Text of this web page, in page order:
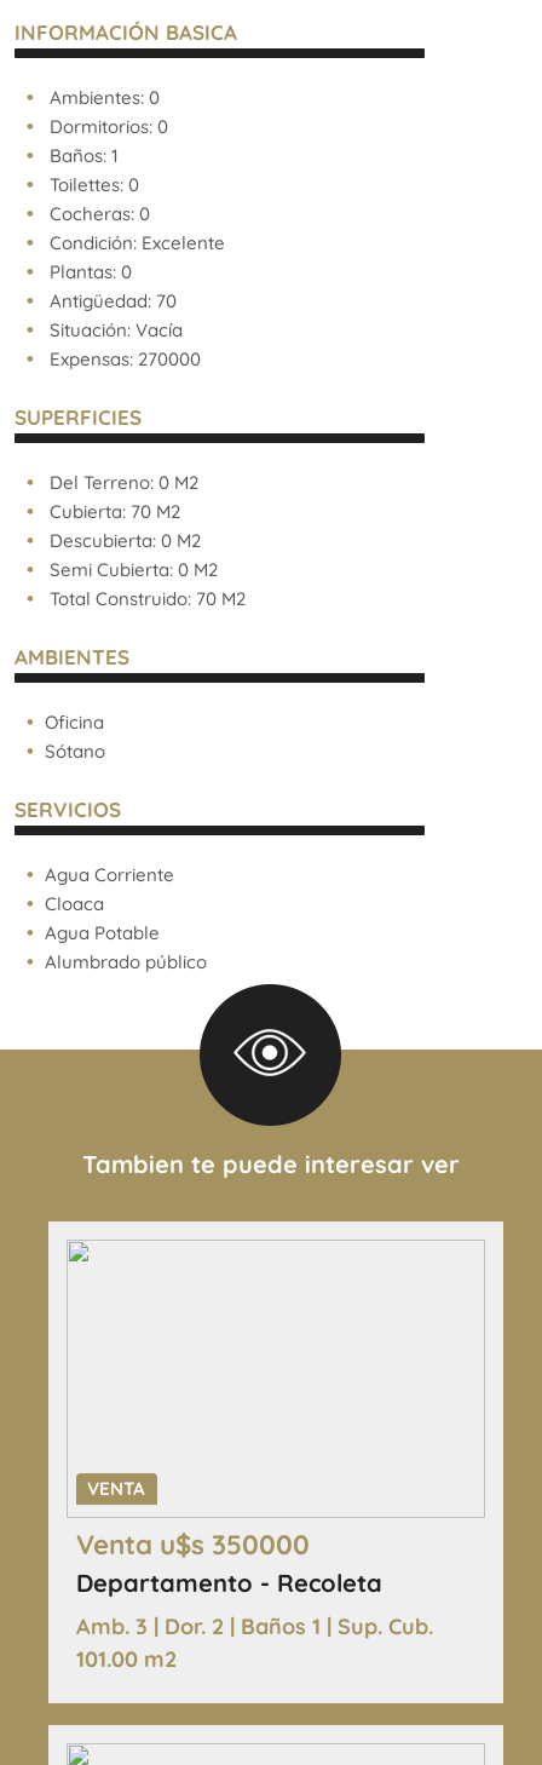
propietario de los requisitos de la resolución general
Nº 2371 de la AFIP (pedido de COTI)
INFORMACIÓN BASICA
Ambientes: 0
Dormitorios: 0
Baños: 1
Toilettes: 0
Cocheras: 0
Condición: Excelente
Plantas: 0
Antigüedad: 70
Situación: Vacía
Expensas: 270000
SUPERFICIES
Del Terreno: 0 M2
Cubierta: 70 M2
Descubierta: 0 M2
Semi Cubierta: 0 M2
Total Construido: 70 M2
AMBIENTES
Oficina
Sótano
SERVICIOS
Agua Corriente
Cloaca
Agua Potable
Alumbrado público
Tambien te puede interesar ver
VENTA
Venta u$s 350000
Departamento - Recoleta
Amb. 3 | Dor. 2 | Baños 1 | Sup. Cub.
101.00 m2